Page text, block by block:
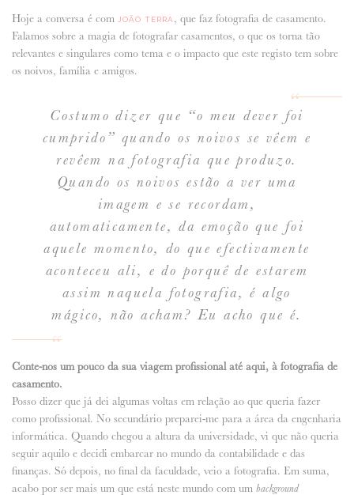
ANUNCIE CONNOSCO
Hoje a conversa é com JOÃO TERRA , que faz fotografia de casamento.
Falamos sobre a magia de fotografar casamentos, o que os torna tão
relevantes e singulares como tema e o impacto que este registo tem sobre
os noivos, família e amigos.
Costumo dizer que “o meu dever foi
cumprido” quando os noivos se vêem e
revêem na fotografia que produzo.
Quando os noivos estão a ver uma
imagem e se recordam,
automaticamente, da emoção que foi
aquele momento, do que efectivamente
aconteceu ali, e do porquê de estarem
assim naquela fotografia, é algo
mágico, não acham? Eu acho que é.
Conte-nos um pouco da sua viagem profissional até aqui, à fotografia de
casamento.
Posso dizer que já dei algumas voltas em relação ao que queria fazer
como profissional. No secundário preparei-me para a área da engenharia
informática. Quando chegou a altura da universidade, vi que não queria
seguir aquilo e decidi embarcar no mundo da contabilidade e das
finanças. Só depois, no final da faculdade, veio a fotografia. Em suma,
acabo por ser mais um que está neste mundo com um background